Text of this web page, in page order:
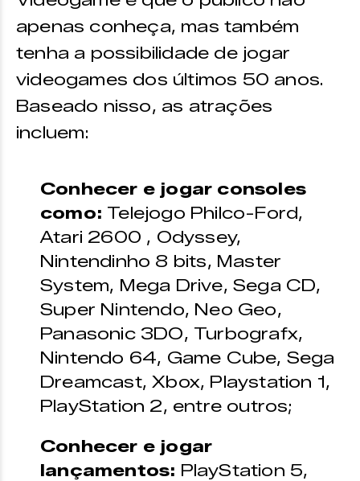
apenas conheça, mas também
tenha a possibilidade de jogar
videogames dos últimos 50 anos.
Baseado nisso, as atrações
incluem:
Conhecer e jogar consoles
como: Telejogo Philco-Ford,
Atari 2600 , Odyssey,
Nintendinho 8 bits, Master
System, Mega Drive, Sega CD,
Super Nintendo, Neo Geo,
Panasonic 3DO, Turbografx,
Nintendo 64, Game Cube, Sega
Dreamcast, Xbox, Playstation 1,
PlayStation 2, entre outros;
Conhecer e jogar
lançamentos: PlayStation 5,